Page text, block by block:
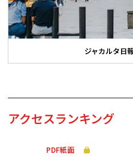
ジャカルタ日
アクセスランキング
PDF紙面